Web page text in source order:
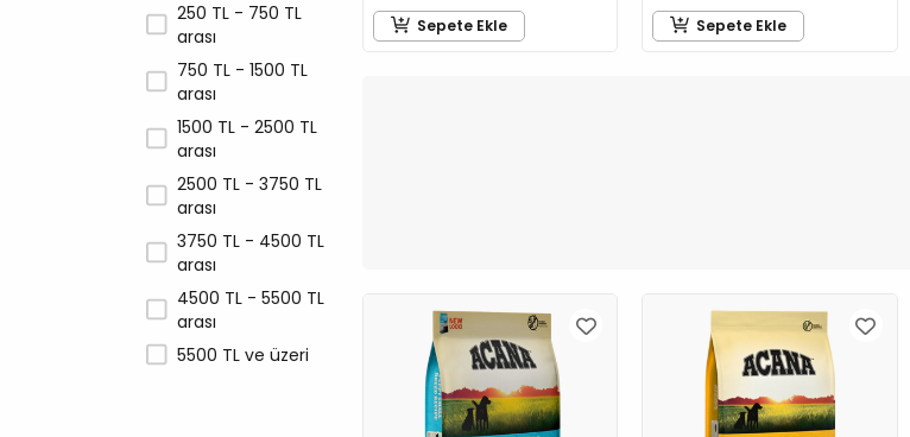
Wanpy
Zampa
250 TL - 750 TL
arası
750 TL - 1500 TL
arası
1500 TL - 2500 TL
arası
2500 TL - 3750 TL
arası
3750 TL - 4500 TL
arası
4500 TL - 5500 TL
arası
5500 TL ve üzeri
Sepete Ekle Sepete Ekle